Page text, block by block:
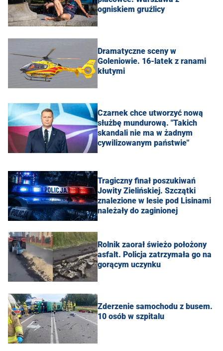
ogniskiem gruźlicy
Dramatyczne sceny w
Goleniowie. 16-latek z ranami
kłutymi
Czarnek chce utworzyć nową
służbę mundurową. "Takich
skandali nie ma w żadnym
cywilizowanym państwie"
Tragiczny finał poszukiwań
Jowity Zielińskiej. Szczątki
znalezione w lesie pod Lisinami
należały do zaginionej
Rolnik zaorał świeżo położony
asfalt. Policja zatrzymała go na
gorącym uczynku
Zderzenie samochodu z busem.
10 osób w szpitalu